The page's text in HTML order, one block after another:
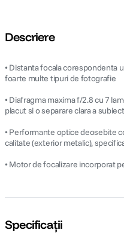
Descriere
• Distanta focala corespondenta
foarte multe tipuri de fotografie
• Diafragma maxima f/2.8 cu 7
placut si o separare clara a
• Performante optice deosebite
calitate (exterior metalic),
• Motor de focalizare incorporat
Specificații